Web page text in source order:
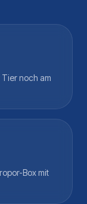
Tier noch am
Box mit